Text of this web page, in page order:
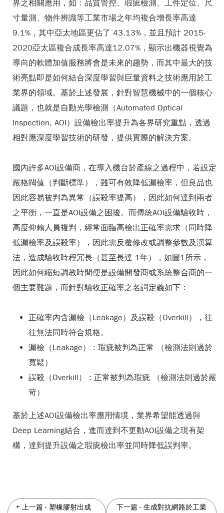
界之相關應用，如：品質管控、瑕疵檢測、工件定位、尺
寸量測、物件辨識等工業市場之年均複合增長率高達
9.1%，其中亞太地區更佔了 43.13%，並且預計 2015-
2020亞太區複合成長率高達12.07%，顯示出機器視覺為
導向的軟體加值服務將會是未來的趨勢，而其中最大的技
術亮點即是如何結合深度學習與巨量資料之技術應用於工
業界的領域。基於上述發展，針對智慧機械中的一個核心
議題，也就是自動光學檢測（Automated Optical
Inspection, AOI）設備檢出率提升為各界研究重點，透過
相對應深度學習技術的研發，提供實際的解決方案。
國內許多AOI設備商，在導入機台於產線之過程中，若設定
嚴格閥值（判斷標準），雖可有效降低漏檢率，但良品也
因此容易被判為異常（誤殺率提高），因此如何達到兩者
之平衡，一直是AOI設備之困擾。而傳統AOI設備驗收時，
高度仰賴人員複判，經常面臨高檢出正確率需求（同時降
低漏檢率及誤殺率），因此需反覆修改或調整參數及演算
法，造成驗收時程冗長（甚至長達 1年），如圖1所示，
因此如何縮短調教時間便是設備開發商或系統整合商的一
個主要難題，而針對驗收正確率之名詞定義如下：
正確率內含漏檢（Leakage）及誤殺（Overkill），往
往無法同時符合規格。
漏檢（Leakage） : 瑕疵被判為正常 （檢測法則過於
寬鬆）
誤殺（Overkill） : 正常被判為瑕疵 （檢測法則過於嚴
苛）
基於上述AOI設備檢出率應用情境，業界希望能透過與
Deep Learning結合，進而達到不更動AOI設備之現有架
構，達到提升設備之瑕疵檢出率並同時降低誤判率。
上一篇 - 塑橡膠射出成
下一篇- 生成對抗網路於工業